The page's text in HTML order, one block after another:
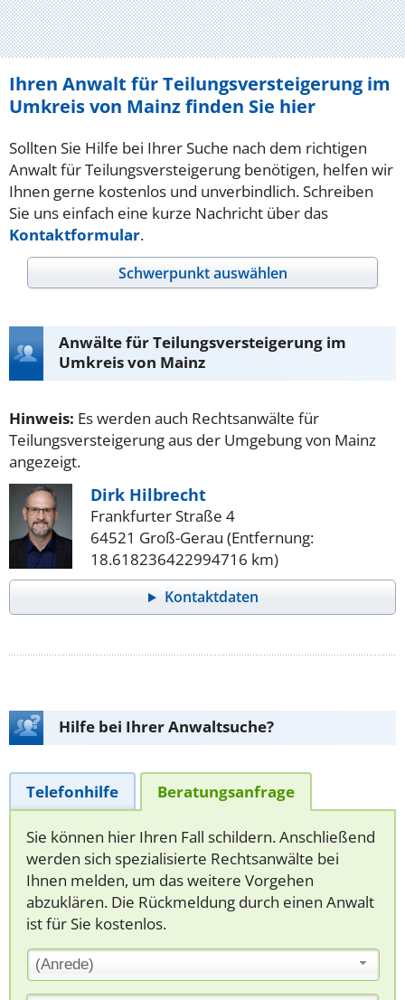
Ihren Anwalt für Teilungsversteigerung im
Umkreis von Mainz finden Sie hier
Sollten Sie Hilfe bei Ihrer Suche nach dem richtigen
Anwalt für Teilungsversteigerung benötigen, helfen wir
Ihnen gerne kostenlos und unverbindlich. Schreiben
Sie uns einfach eine kurze Nachricht über das
Kontaktformular.
Schwerpunkt auswählen
Anwälte für Teilungsversteigerung im
Umkreis von Mainz
Hinweis: Es werden auch Rechtsanwälte für
Teilungsversteigerung aus der Umgebung von Mainz
angezeigt.
Dirk Hilbrecht
Frankfurter Straße 4
64521 Groß-Gerau (Entfernung:
18.618236422994716 km)
Kontaktdaten
Hilfe bei Ihrer Anwaltsuche?
Telefonhilfe Beratungsanfrage
Sie können hier Ihren Fall schildern. Anschließend
werden sich spezialisierte Rechtsanwälte bei
Ihnen melden, um das weitere Vorgehen
abzuklären. Die Rückmeldung durch einen Anwalt
ist für Sie kostenlos.
(Anrede)